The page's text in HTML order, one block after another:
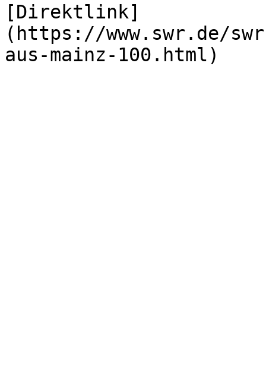
[Direktlink]
(https://www.swr.de/
aus-mainz-100.html)